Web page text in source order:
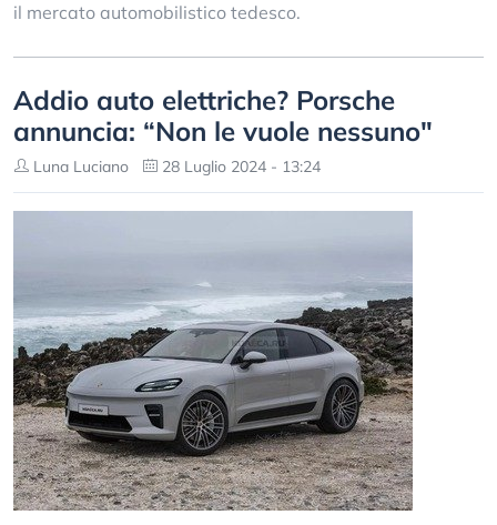
il mercato automobilistico tedesco.
Addio auto elettriche? Porsche
annuncia: “Non le vuole nessuno"
Luna Luciano 28 Luglio 2024 - 13:24